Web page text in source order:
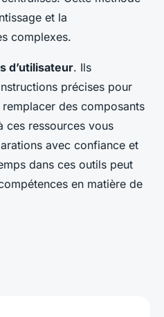
et la
complexes.
d’utilisateur. Ils
précises pour
des composants
ces ressources vous
avec confiance et
dans ces outils peut
en matière de